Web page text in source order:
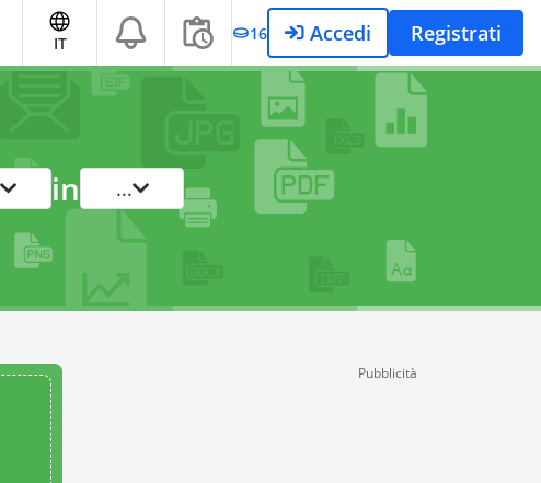
IT 16 Accedi Registrati
in ...
Pubblicità